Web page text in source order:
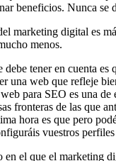
beneficios. Nunca se
marketing digital es
menos.
tener en cuenta es
una web que refleje
para SEO es una de
fronteras de las que
hora es que pero
vuestros
en el que el marketing